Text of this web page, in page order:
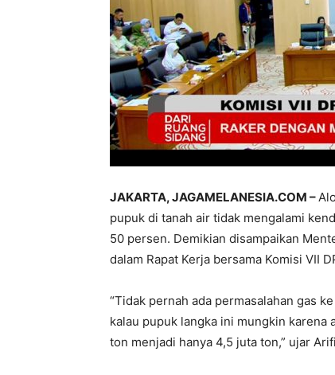
JAKARTA, JAGAMELANESIA.COM –
pupuk di tanah air tidak mengalami
50 persen. Demikian disampaikan
dalam Rapat Kerja bersama Komisi VII
“Tidak pernah ada permasalahan gas
kalau pupuk langka ini mungkin
ton menjadi hanya 4,5 juta ton,” ujar